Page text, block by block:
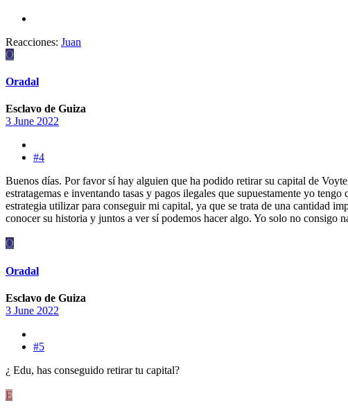
Reacciones: Juan
O
Oradal
Esclavo de Guiza
3 June 2022
#4
Buenos días. Por favor sí hay alguien que ha podido retirar su capital de
estratagemas e inventando tasas y pagos ilegales que supuestamente yo
estrategia utilizar para conseguir mi capital, ya que se trata de una cantidad
conocer su historia y juntos a ver sí podemos hacer algo. Yo solo no consigo
O
Oradal
Esclavo de Guiza
3 June 2022
#5
¿ Edu, has conseguido retirar tu capital?
E